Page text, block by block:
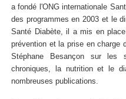
a fondé l'ONG internationale
des programmes en 2003 et le
Santé Diabète, il a mis en
prévention et la prise en charge
Stéphane Besançon sur les
chroniques, la nutrition et le
nombreuses publications.